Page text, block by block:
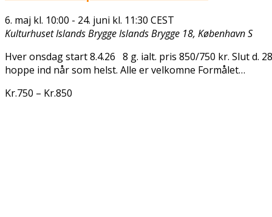
6. maj kl. 10:00 - 24. juni kl. 11:30 CEST
Kulturhuset Islands BryggeIslands Brygge 18, København S
Hver onsdag start 8.4.26 8 g. ialt. pris 850/750 kr. Slut d.
hoppe ind når som helst. Alle er velkomne Formålet…
Kr.750 – Kr.850